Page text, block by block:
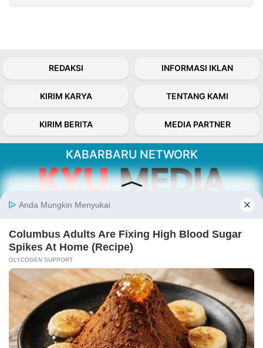
REDAKSI INFORMASI IKLAN
KIRIM KARYA TENTANG KAMI
KIRIM BERITA MEDIA PARTNER
KABARBARU NETWORK
Kabarbaru.co menyajikan berita aktual dan
inspiratif dari sudut pandang berbaik sangka
serta terverifikasi dari sumber yang tepat.
Follow Kabarbaru